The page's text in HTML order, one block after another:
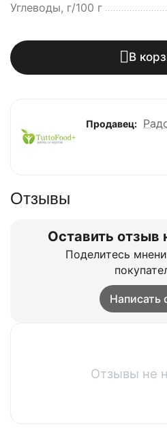
Углеводы, г/100 г
В
Продавец:
Отзывы
Оставить отзыв
Поделитесь
Написать
Отзывы не